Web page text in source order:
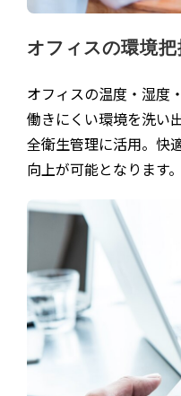
オフィスの環境把
オフィスの温度・湿度
働きにくい環境を洗い
全衛生管理に活用。快
向上が可能となります。